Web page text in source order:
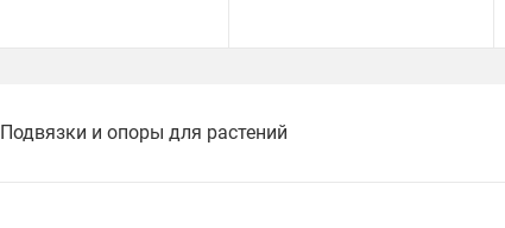
Подвязки и опоры для растений